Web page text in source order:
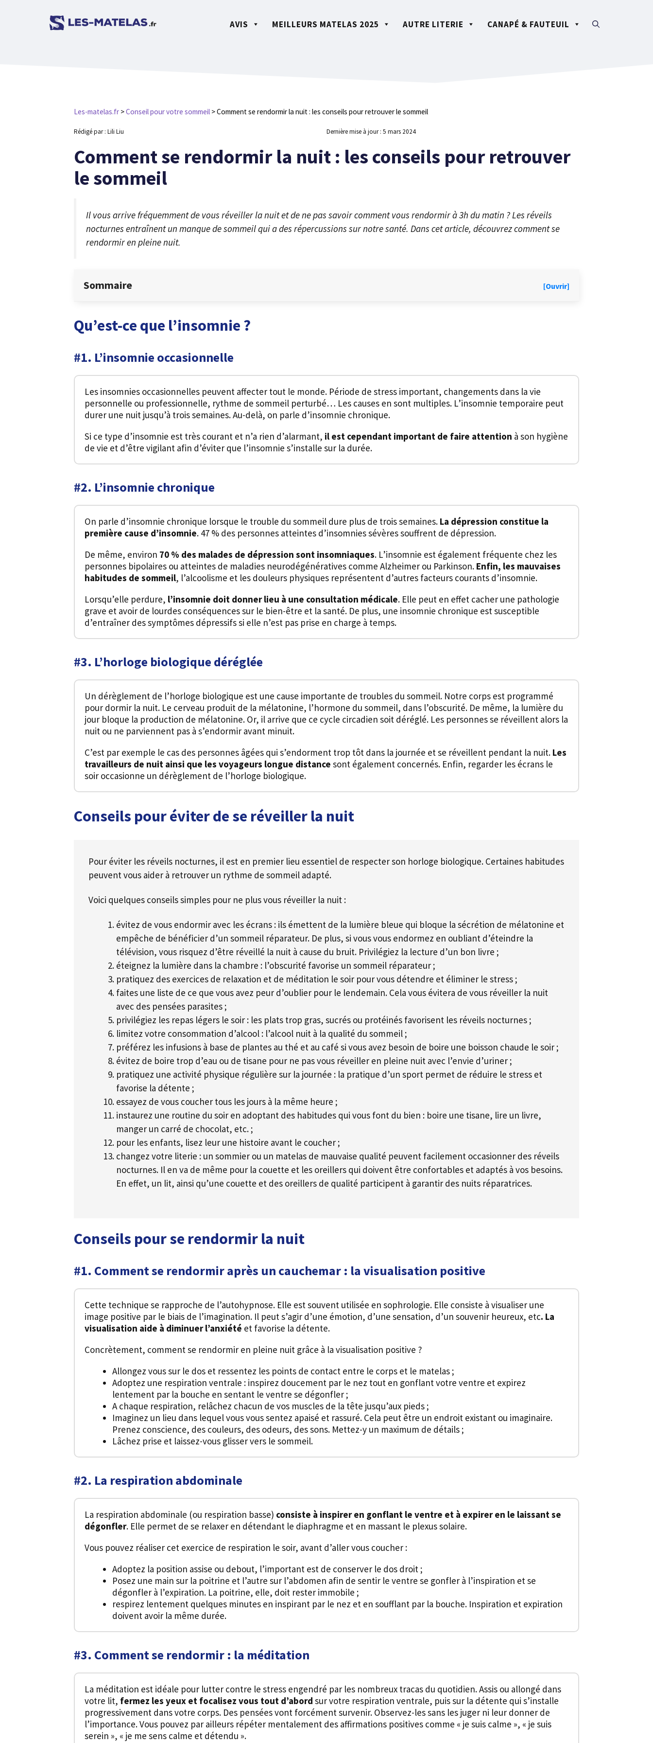
AVIS MEILLEURS MATELAS 2025 AUTRE LITERIE CANAPÉ & FAUTEUIL
Les-matelas.fr >Conseil pour votre sommeil >Comment se rendormir la nuit : les conseils pour retrouver le sommeil
Rédigé par : Lili Liu Dernière mise à jour : 5 mars 2024
Comment se rendormir la nuit : les conseils pour retrouver
le sommeil
Il vous arrive fréquemment de vous réveiller la nuit et de ne pas savoir comment vous rendormir à 3h du matin ? Les réveils
nocturnes entraînent un manque de sommeil qui a des répercussions sur notre santé. Dans cet article, découvrez comment se
rendormir en pleine nuit.
Sommaire [Ouvrir]
Qu’est-ce que l’insomnie ?
#1. L’insomnie occasionnelle
Les insomnies occasionnelles peuvent affecter tout le monde. Période de stress important, changements dans la vie
personnelle ou professionnelle, rythme de sommeil perturbé… Les causes en sont multiples. L’insomnie temporaire peut
durer une nuit jusqu’à trois semaines. Au-delà, on parle d’insomnie chronique.
Si ce type d’insomnie est très courant et n’a rien d’alarmant, il est cependant important de faire attention à son hygiène
de vie et d’être vigilant afin d’éviter que l’insomnie s’installe sur la durée.
#2. L’insomnie chronique
On parle d’insomnie chronique lorsque le trouble du sommeil dure plus de trois semaines. La dépression constitue la
première cause d’insomnie. 47 % des personnes atteintes d’insomnies sévères souffrent de dépression.
De même, environ 70 % des malades de dépression sont insomniaques. L’insomnie est également fréquente chez les
personnes bipolaires ou atteintes de maladies neurodégénératives comme Alzheimer ou Parkinson. Enfin, les mauvaises
habitudes de sommeil, l’alcoolisme et les douleurs physiques représentent d’autres facteurs courants d’insomnie.
Lorsqu’elle perdure, l’insomnie doit donner lieu à une consultation médicale. Elle peut en effet cacher une pathologie
grave et avoir de lourdes conséquences sur le bien-être et la santé. De plus, une insomnie chronique est susceptible
d’entraîner des symptômes dépressifs si elle n’est pas prise en charge à temps.
#3. L’horloge biologique déréglée
Un dérèglement de l’horloge biologique est une cause importante de troubles du sommeil. Notre corps est programmé
pour dormir la nuit. Le cerveau produit de la mélatonine, l’hormone du sommeil, dans l’obscurité. De même, la lumière du
jour bloque la production de mélatonine. Or, il arrive que ce cycle circadien soit déréglé. Les personnes se réveillent alors la
nuit ou ne parviennent pas à s’endormir avant minuit.
C’est par exemple le cas des personnes âgées qui s’endorment trop tôt dans la journée et se réveillent pendant la nuit. Les
travailleurs de nuit ainsi que les voyageurs longue distance sont également concernés. Enfin, regarder les écrans le
soir occasionne un dérèglement de l’horloge biologique.
Conseils pour éviter de se réveiller la nuit
Pour éviter les réveils nocturnes, il est en premier lieu essentiel de respecter son horloge biologique. Certaines habitudes
peuvent vous aider à retrouver un rythme de sommeil adapté.
Voici quelques conseils simples pour ne plus vous réveiller la nuit :
évitez de vous endormir avec les écrans : ils émettent de la lumière bleue qui bloque la sécrétion de mélatonine et
empêche de bénéficier d’un sommeil réparateur. De plus, si vous vous endormez en oubliant d’éteindre la
télévision, vous risquez d’être réveillé la nuit à cause du bruit. Privilégiez la lecture d’un bon livre ;
éteignez la lumière dans la chambre : l’obscurité favorise un sommeil réparateur ;
pratiquez des exercices de relaxation et de méditation le soir pour vous détendre et éliminer le stress ;
faites une liste de ce que vous avez peur d’oublier pour le lendemain. Cela vous évitera de vous réveiller la nuit
avec des pensées parasites ;
privilégiez les repas légers le soir : les plats trop gras, sucrés ou protéinés favorisent les réveils nocturnes ;
limitez votre consommation d’alcool : l’alcool nuit à la qualité du sommeil ;
préférez les infusions à base de plantes au thé et au café si vous avez besoin de boire une boisson chaude le soir ;
évitez de boire trop d’eau ou de tisane pour ne pas vous réveiller en pleine nuit avec l’envie d’uriner ;
pratiquez une activité physique régulière sur la journée : la pratique d’un sport permet de réduire le stress et
favorise la détente ;
essayez de vous coucher tous les jours à la même heure ;
instaurez une routine du soir en adoptant des habitudes qui vous font du bien : boire une tisane, lire un livre,
manger un carré de chocolat, etc. ;
pour les enfants, lisez leur une histoire avant le coucher ;
changez votre literie : un sommier ou un matelas de mauvaise qualité peuvent facilement occasionner des réveils
nocturnes. Il en va de même pour la couette et les oreillers qui doivent être confortables et adaptés à vos besoins.
En effet, un lit, ainsi qu’une couette et des oreillers de qualité participent à garantir des nuits réparatrices.
Conseils pour se rendormir la nuit
#1. Comment se rendormir après un cauchemar : la visualisation positive
Cette technique se rapproche de l’autohypnose. Elle est souvent utilisée en sophrologie. Elle consiste à visualiser une
image positive par le biais de l’imagination. Il peut s’agir d’une émotion, d’une sensation, d’un souvenir heureux, etc. La
visualisation aide à diminuer l’anxiété et favorise la détente.
Concrètement, comment se rendormir en pleine nuit grâce à la visualisation positive ?
Allongez vous sur le dos et ressentez les points de contact entre le corps et le matelas ;
Adoptez une respiration ventrale : inspirez doucement par le nez tout en gonflant votre ventre et expirez
lentement par la bouche en sentant le ventre se dégonfler ;
A chaque respiration, relâchez chacun de vos muscles de la tête jusqu’aux pieds ;
Imaginez un lieu dans lequel vous vous sentez apaisé et rassuré. Cela peut être un endroit existant ou imaginaire.
Prenez conscience, des couleurs, des odeurs, des sons. Mettez-y un maximum de détails ;
Lâchez prise et laissez-vous glisser vers le sommeil.
#2. La respiration abdominale
La respiration abdominale (ou respiration basse) consiste à inspirer en gonflant le ventre et à expirer en le laissant se
dégonfler. Elle permet de se relaxer en détendant le diaphragme et en massant le plexus solaire.
Vous pouvez réaliser cet exercice de respiration le soir, avant d’aller vous coucher :
Adoptez la position assise ou debout, l’important est de conserver le dos droit ;
Posez une main sur la poitrine et l’autre sur l’abdomen afin de sentir le ventre se gonfler à l’inspiration et se
dégonfler à l’expiration. La poitrine, elle, doit rester immobile ;
respirez lentement quelques minutes en inspirant par le nez et en soufflant par la bouche. Inspiration et expiration
doivent avoir la même durée.
#3. Comment se rendormir : la méditation
La méditation est idéale pour lutter contre le stress engendré par les nombreux tracas du quotidien. Assis ou allongé dans
votre lit, fermez les yeux et focalisez vous tout d’abord sur votre respiration ventrale, puis sur la détente qui s’installe
progressivement dans votre corps. Des pensées vont forcément survenir. Observez-les sans les juger ni leur donner de
l’importance. Vous pouvez par ailleurs répéter mentalement des affirmations positives comme « je suis calme », « je suis
serein », « je me sens calme et détendu ».